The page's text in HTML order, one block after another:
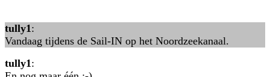
tully1:
Vandaag tijdens de Sail-IN op het Noordzeekanaal.
tully1: